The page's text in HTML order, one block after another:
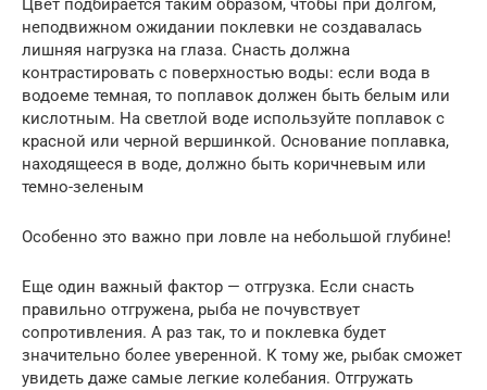
Цвет подбирается таким образом, чтобы при долгом,
неподвижном ожидании поклевки не создавалась
лишняя нагрузка на глаза. Снасть должна
контрастировать с поверхностью воды: если вода в
водоеме темная, то поплавок должен быть белым или
кислотным. На светлой воде используйте поплавок с
красной или черной вершинкой. Основание поплавка,
находящееся в воде, должно быть коричневым или
темно-зеленым
Особенно это важно при ловле на небольшой глубине!
Еще один важный фактор — отгрузка. Если снасть
правильно отгружена, рыба не почувствует
сопротивления. А раз так, то и поклевка будет
значительно более уверенной. К тому же, рыбак сможет
увидеть даже самые легкие колебания. Отгружать